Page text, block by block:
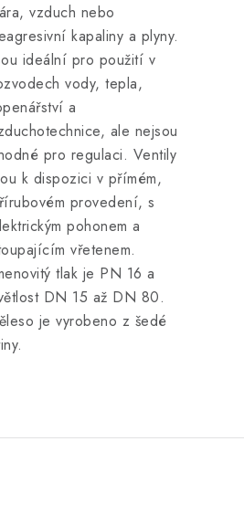
vzduch nebo
kapaliny a plyny.
ideální pro použití v
vody, tepla,
a
ale nejsou
pro regulaci. Ventily
k dispozici v přímém,
provedení, s
pohonem a
vřetenem.
tlak je PN 16 a
DN 15 až DN 80.
je vyrobeno z šedé